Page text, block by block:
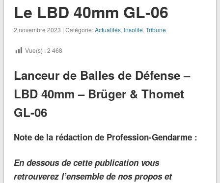
Le LBD 40mm GL-06
2 novembre 2023 | Catégorie:Actualités, Insolite, Tribune
Vue(s) :2 468
Lanceur de Balles de Défense –
LBD 40mm – Brüger & Thomet
GL-06
Note de la rédaction de Profession-Gendarme :
En dessousde cette publication vous
retrouverez l’ensemble de nos propos et